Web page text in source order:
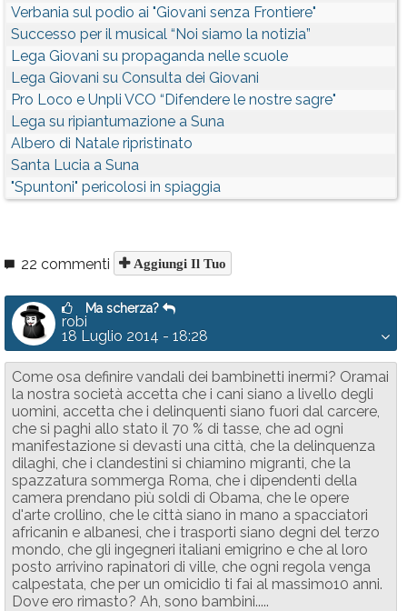
Verbania sul podio ai "Giovani senza Frontiere"
Successo per il musical “Noi siamo la notizia”
Lega Giovani su propaganda nelle scuole
Lega Giovani su Consulta dei Giovani
Pro Loco e Unpli VCO “Difendere le nostre sagre"
Lega su ripiantumazione a Suna
Albero di Natale ripristinato
Santa Lucia a Suna
"Spuntoni" pericolosi in spiaggia
22 commenti Aggiungi Il Tuo
Ma scherza?
robi
18 Luglio 2014 - 18:28
Come osa definire vandali dei bambinetti inermi? Oramai
la nostra società accetta che i cani siano a livello degli
uomini, accetta che i delinquenti siano fuori dal carcere,
che si paghi allo stato il 70 % di tasse, che ad ogni
manifestazione si devasti una città, che la delinquenza
dilaghi, che i clandestini si chiamino migranti, che la
spazzatura sommerga Roma, che i dipendenti della
camera prendano più soldi di Obama, che le opere
d'arte crollino, che le città siano in mano a spacciatori
africanin e albanesi, che i trasporti siano degni del terzo
mondo, che gli ingegneri italiani emigrino e che al loro
posto arrivino rapinatori di ville, che ogni regola venga
calpestata, che per un omicidio ti fai al massimo10 anni.
Dove ero rimasto? Ah, sono bambini.....